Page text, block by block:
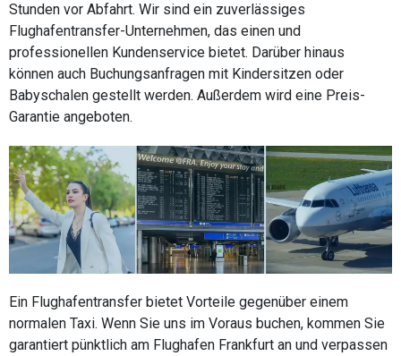
Stunden vor Abfahrt. Wir sind ein zuverlässiges
Flughafentransfer-Unternehmen, das einen und
professionellen Kundenservice bietet. Darüber hinaus
können auch Buchungsanfragen mit Kindersitzen oder
Babyschalen gestellt werden. Außerdem wird eine Preis-
Garantie angeboten.
Ein Flughafentransfer bietet Vorteile gegenüber einem
normalen Taxi. Wenn Sie uns im Voraus buchen, kommen Sie
garantiert pünktlich am Flughafen Frankfurt an und verpassen